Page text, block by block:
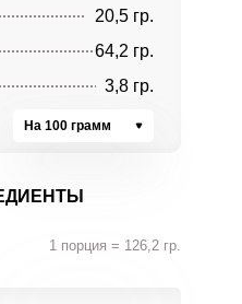
20,5 гр.
64,2 гр.
3,8 гр.
На 100 грамм
1 порция = 126,2 гр.